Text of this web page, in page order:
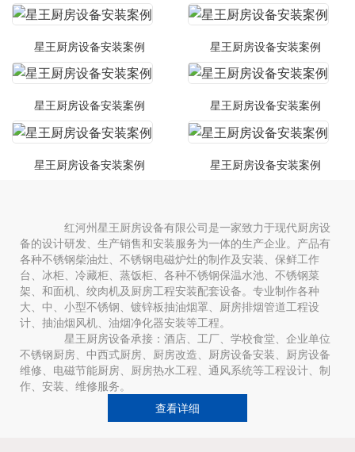
星王厨房设备安装案例 星王厨房设备安装案例
星王厨房设备安装案例 星王厨房设备安装案例
星王厨房设备安装案例 星王厨房设备安装案例
红河州星王厨房设备有限公司是一家致力于现代厨房设
备的设计研发、生产销售和安装服务为一体的生产企业。产品有
各种不锈钢柴油灶、不锈钢电磁炉灶的制作及安装、保鲜工作
台、冰柜、冷藏柜、蒸饭柜、各种不锈钢保温水池、不锈钢菜
架、和面机、绞肉机及厨房工程安装配套设备。专业制作各种
大、中、小型不锈钢、镀锌板抽油烟罩、厨房排烟管道工程设
计、抽油烟风机、油烟净化器安装等工程。
星王厨房设备承接：酒店、工厂、学校食堂、企业单位
不锈钢厨房、中西式厨房、厨房改造、厨房设备安装、厨房设备
维修、电磁节能厨房、厨房热水工程、通风系统等工程设计、制
作、安装、维修服务。
查看详细